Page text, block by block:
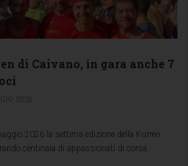
di Caivano, in gara anche 7
2026 la settima edizione della Kurren
centinaia di appassionati di corsa.